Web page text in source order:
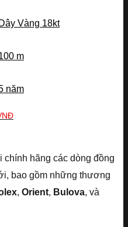
Dây Vàng 18kt
m
năm
chính hãng các dòng đồng
bao gồm những thương
, Orient, Bulova, và